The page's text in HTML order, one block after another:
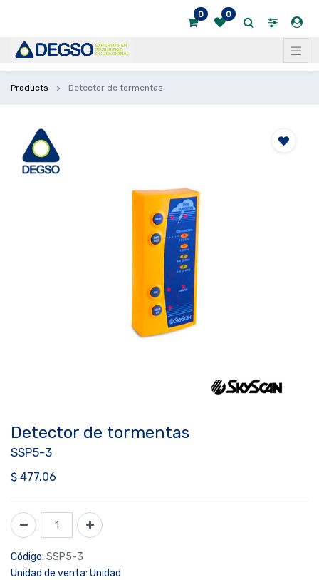
0 0
Products Detector de tormentas
Detector de tormentas
SSP5-3
$ 477.06
Código: SSP5-3
Unidad de venta: Unidad